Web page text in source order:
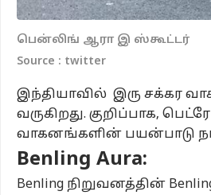
பென்லிங் ஆரா இ ஸ்கூட்டர்
Source : twitter
இந்தியாவில் இரு சக்கர
வருகிறது. குறிப்பாக,
வாகனங்களின் பயன்பாடு
Benling Aura:
Benling நிறுவனத்தின்